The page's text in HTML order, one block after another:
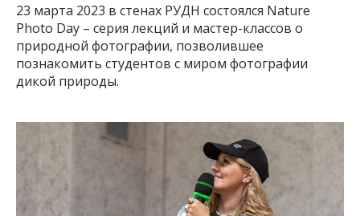
23 марта 2023 в стенах РУДН состоялся Nature
Photo Day – серия лекций и мастер-классов о
природной фотографии, позволившее
познакомить студентов с миром фотографии
дикой природы.